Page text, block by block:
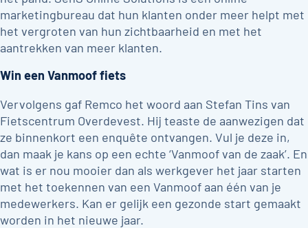
marketingbureau dat hun klanten onder meer helpt met
het vergroten van hun zichtbaarheid en met het
aantrekken van meer klanten.
Win een Vanmoof fiets
Vervolgens gaf Remco het woord aan Stefan Tins van
Fietscentrum Overdevest. Hij teaste de aanwezigen dat
ze binnenkort een enquête ontvangen. Vul je deze in,
dan maak je kans op een echte ‘Vanmoof van de zaak’. En
wat is er nou mooier dan als werkgever het jaar starten
met het toekennen van een Vanmoof aan één van je
medewerkers. Kan er gelijk een gezonde start gemaakt
worden in het nieuwe jaar.